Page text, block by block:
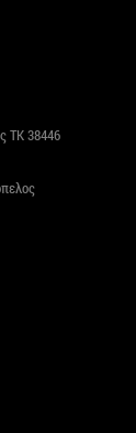
ΤΚ 38446